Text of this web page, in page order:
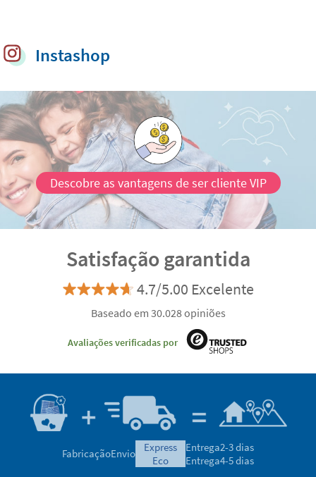
Instashop
Descobre as vantagens de ser cliente VIP
Satisfação garantida
4.7/5.00 Excelente
Baseado em 30.028 opiniões
Avaliações verificadas por
FabricaçãoEnvio
express
eco
Entrega2-3 dias
Entrega4-5 dias